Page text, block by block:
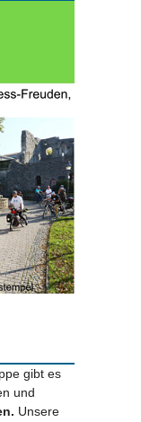
gibt es
und
Unsere